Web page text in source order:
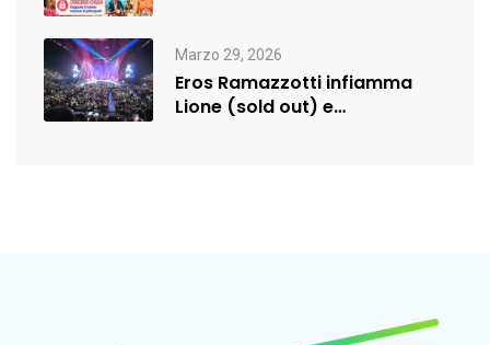
Marzo 29, 2026
Eros Ramazzotti infiamma
Lione (sold out) e